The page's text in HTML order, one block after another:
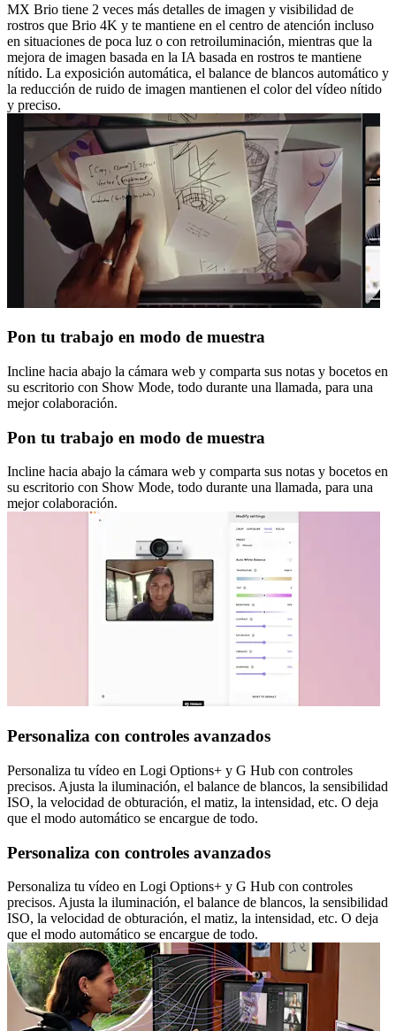
MX Brio tiene 2 veces más detalles de imagen y visibilidad de
rostros que Brio 4K y te mantiene en el centro de atención incluso
en situaciones de poca luz o con retroiluminación, mientras que la
mejora de imagen basada en la IA basada en rostros te mantiene
nítido. La exposición automática, el balance de blancos automático y
la reducción de ruido de imagen mantienen el color del vídeo nítido
y preciso.
Pon tu trabajo en modo de muestra
Incline hacia abajo la cámara web y comparta sus notas y bocetos en
su escritorio con Show Mode, todo durante una llamada, para una
mejor colaboración.
Pon tu trabajo en modo de muestra
Incline hacia abajo la cámara web y comparta sus notas y bocetos en
su escritorio con Show Mode, todo durante una llamada, para una
mejor colaboración.
Personaliza con controles avanzados
Personaliza tu vídeo en Logi Options+ y G Hub con controles
precisos. Ajusta la iluminación, el balance de blancos, la sensibilidad
ISO, la velocidad de obturación, el matiz, la intensidad, etc. O deja
que el modo automático se encargue de todo.
Personaliza con controles avanzados
Personaliza tu vídeo en Logi Options+ y G Hub con controles
precisos. Ajusta la iluminación, el balance de blancos, la sensibilidad
ISO, la velocidad de obturación, el matiz, la intensidad, etc. O deja
que el modo automático se encargue de todo.